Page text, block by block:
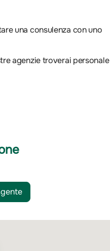
una consulenza con uno
agenzie troverai personale